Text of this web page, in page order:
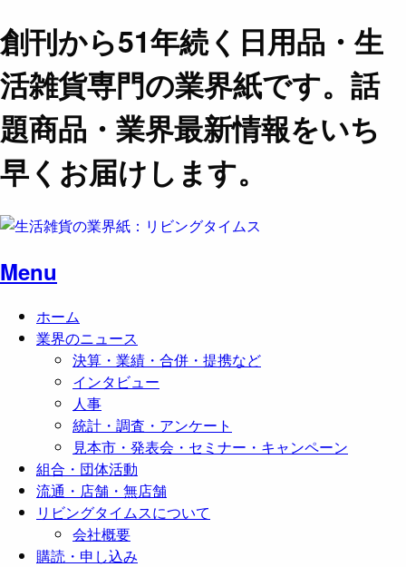
創刊から51年続く日用品・生
活雑貨専門の業界紙です。話
題商品・業界最新情報をいち
早くお届けします。
Menu
ホーム
業界のニュース
決算・業績・合併・提携など
インタビュー
人事
統計・調査・アンケート
見本市・発表会・セミナー・キャンペーン
組合・団体活動
流通・店舗・無店舗
リビングタイムスについて
会社概要
購読・申し込み